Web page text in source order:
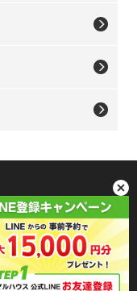
ポリシー